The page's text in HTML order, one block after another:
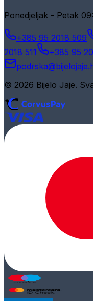
Ponedjeljak - Petak
+385 95 2018 509
2018 511
+385 95
© 2026 Bijelo Jaje.